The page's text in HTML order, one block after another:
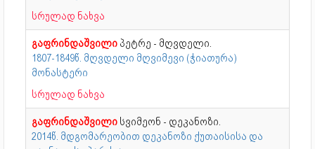
სრულად ნახვა
გაფრინდაშვილი პეტრე - მღვდელი.
1807-1849წ. მღვდელი მღვიმევი (ჭიათურა)
მონასტერი
სრულად ნახვა
გაფრინდაშვილი სვიმეონ - დეკანოზი.
2014წ. მდგომარეობით დეკანოზი ქუთაისისა და